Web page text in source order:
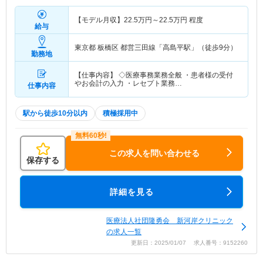
給与
【モデル月収】 22.5万円～22.5万円 程度
勤務地
東京都 板橋区 都営三田線「高島平駅」（徒歩9分）
仕事内容
【仕事内容】 ◇医療事務業務全般 ・患者様の受付
やお会計の入力 ・レセプト業務…
駅から徒歩10分以内 積極採用中
保存する
この求人を問い合わせる
詳細を見る
医療法人社団隆勇会 新河岸クリニック
の求人一覧
更新日：2025/01/07 求人番号：9152260